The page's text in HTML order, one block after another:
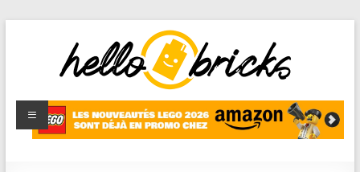
HelloBricks
Blog LEGO,
nouveaut�s